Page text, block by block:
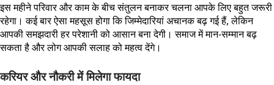
इस महीने परिवार और काम के बीच संतुलन बनाकर चलना आपके लिए बहुत जरूरी
रहेगा। कई बार ऐसा महसूस होगा कि जिम्मेदारियां अचानक बढ़ गई हैं, लेकिन
आपकी समझदारी हर परेशानी को आसान बना देगी। समाज में मान-सम्मान बढ़
सकता है और लोग आपकी सलाह को महत्व देंगे।
करियर और नौकरी में मिलेगा फायदा